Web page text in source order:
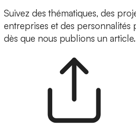
Suivez des thématiques, des
entreprises et des personnalités
dès que nous publions un article.